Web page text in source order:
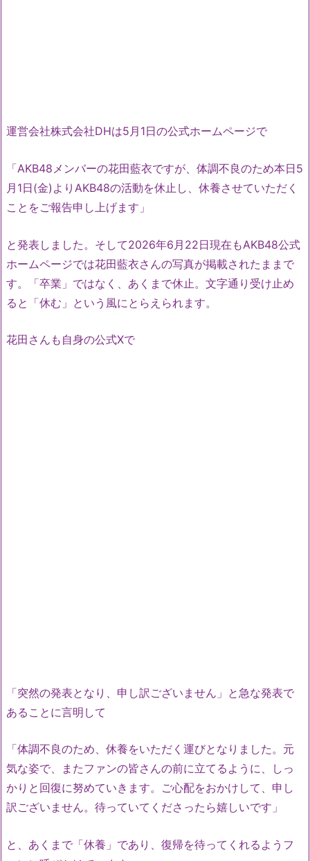
運営会社株式会社DHは5月1日の公式ホームページで
「AKB48メンバーの花田藍衣ですが、体調不良のため本日5
月1日(金)よりAKB48の活動を休止し、休養させていただく
ことをご報告申し上げます」
と発表しました。そして2026年6月22日現在もAKB48公式
ホームページでは花田藍衣さんの写真が掲載されたままで
す。「卒業」ではなく、あくまで休止。文字通り受け止め
ると「休む」という風にとらえられます。
花田さんも自身の公式Xで
「突然の発表となり、申し訳ございません」と急な発表で
あることに言明して
「体調不良のため、休養をいただく運びとなりました。元
気な姿で、またファンの皆さんの前に立てるように、しっ
かりと回復に努めていきます。ご心配をおかけして、申し
訳ございません。待っていてくださったら嬉しいです」
と、あくまで「休養」であり、復帰を待ってくれるようフ